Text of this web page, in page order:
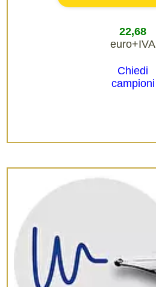
22,68
euro+IVA
Chiedi
campioni